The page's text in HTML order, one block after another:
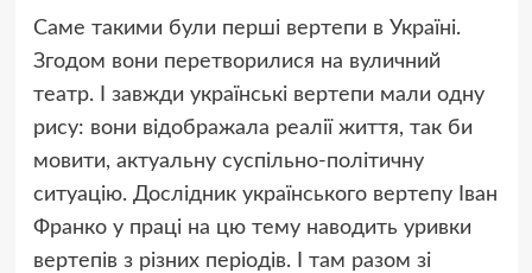
Саме такими були перші вертепи в Україні.
Згодом вони перетворилися на вуличний
театр. І завжди українські вертепи мали одну
рису: вони відображала реалії життя, так би
мовити, актуальну суспільно-політичну
ситуацію. Дослідник українського вертепу Іван
Франко у праці на цю тему наводить уривки
вертепів з різних періодів. І там разом зі